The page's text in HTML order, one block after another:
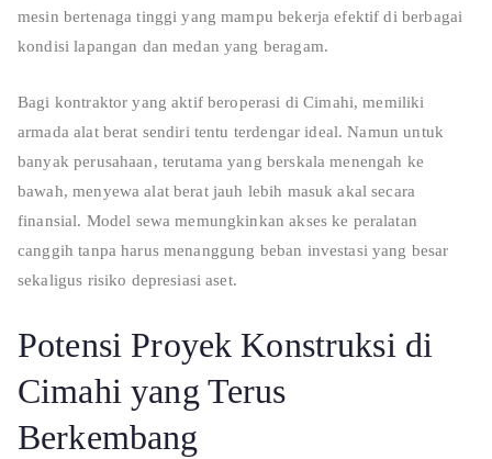
mesin bertenaga tinggi yang mampu bekerja efektif di berbagai
kondisi lapangan dan medan yang beragam.
Bagi kontraktor yang aktif beroperasi di Cimahi, memiliki
armada alat berat sendiri tentu terdengar ideal. Namun untuk
banyak perusahaan, terutama yang berskala menengah ke
bawah, menyewa alat berat jauh lebih masuk akal secara
finansial. Model sewa memungkinkan akses ke peralatan
canggih tanpa harus menanggung beban investasi yang besar
sekaligus risiko depresiasi aset.
Potensi Proyek Konstruksi di
Cimahi yang Terus
Berkembang